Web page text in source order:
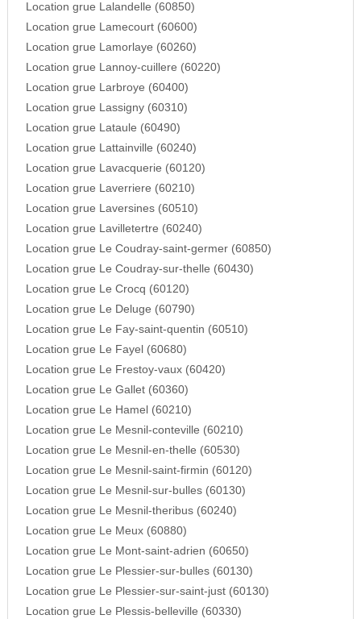
Location grue Lalandelle (60850)
Location grue Lamecourt (60600)
Location grue Lamorlaye (60260)
Location grue Lannoy-cuillere (60220)
Location grue Larbroye (60400)
Location grue Lassigny (60310)
Location grue Lataule (60490)
Location grue Lattainville (60240)
Location grue Lavacquerie (60120)
Location grue Laverriere (60210)
Location grue Laversines (60510)
Location grue Lavilletertre (60240)
Location grue Le Coudray-saint-germer (60850)
Location grue Le Coudray-sur-thelle (60430)
Location grue Le Crocq (60120)
Location grue Le Deluge (60790)
Location grue Le Fay-saint-quentin (60510)
Location grue Le Fayel (60680)
Location grue Le Frestoy-vaux (60420)
Location grue Le Gallet (60360)
Location grue Le Hamel (60210)
Location grue Le Mesnil-conteville (60210)
Location grue Le Mesnil-en-thelle (60530)
Location grue Le Mesnil-saint-firmin (60120)
Location grue Le Mesnil-sur-bulles (60130)
Location grue Le Mesnil-theribus (60240)
Location grue Le Meux (60880)
Location grue Le Mont-saint-adrien (60650)
Location grue Le Plessier-sur-bulles (60130)
Location grue Le Plessier-sur-saint-just (60130)
Location grue Le Plessis-belleville (60330)